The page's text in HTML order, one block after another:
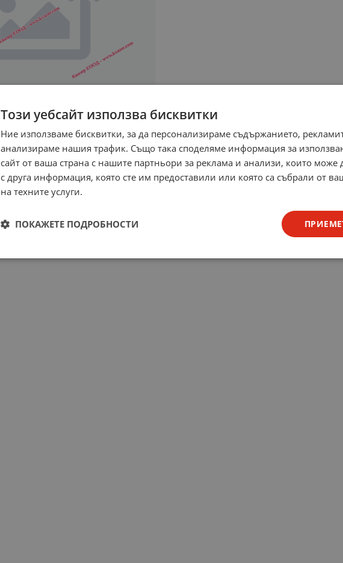
Този уебсайт използва бисквитки
Ние използваме бисквитки, за да персонализираме съдържанието,
анализираме нашия трафик. Също така споделяме информация за
сайт от ваша страна с нашите партньори за реклама и анализи, които може
с друга информация, която сте им предоставили или която са събрали от
на техните услуги.
ПОКАЖЕТЕ ПОДРОБНОСТИ